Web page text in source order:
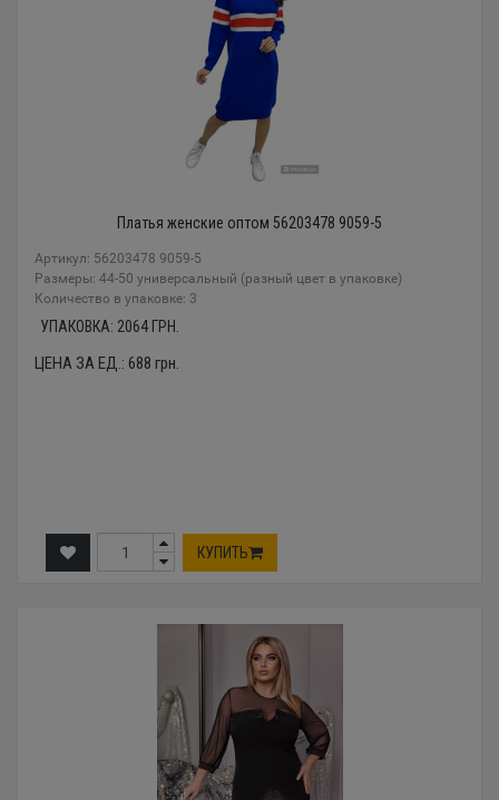
Платья женские оптом 56203478 9059-5
Артикул: 56203478 9059-5
Размеры: 44-50 универсальный (разный цвет в упаковке)
Количество в упаковке: 3
УПАКОВКА: 2064 ГРН.
ЦЕНА ЗА ЕД.: 688 грн.
КУПИТЬ